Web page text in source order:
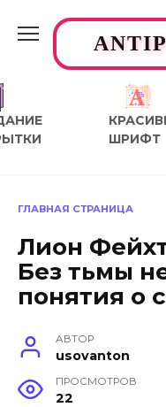
содержанию
ШРИФТ
ГЛАВНАЯ СТРАНИЦА
Лион
Без тьмы
понятия о
АВТОР
usovanton
ПРОСМОТРОВ
22